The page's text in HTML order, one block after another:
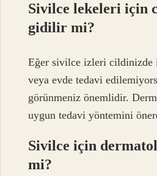
Sivilce lekeleri için
gidilir mi?
Eğer sivilce izleri cildinizde
veya evde tedavi
görünmeniz önemlidir.
uygun tedavi yöntemini
Sivilce için
mi?